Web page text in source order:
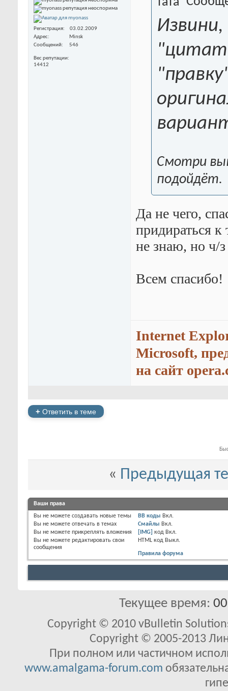
Регистрация
03.02.2009
Адрес
Minsk
Сообщений
546
Вес репутации
14412
Смотри
подойдёт.
Да не чего,
придираться к
не знаю, но ч/
Всем спасибо!
Internet
Microsoft,
на сайт
+ Ответить в теме
« Предыдущая
Ваши права
Вы не можете создавать новые темы
Вы не можете отвечать в темах
Вы не можете прикреплять вложения
Вы не можете редактировать свои
сообщения
BB коды Вкл.
Смайлы Вкл.
[IMG] код Вкл.
HTML код Выкл.
Правила форума
Текущее время:
Copyright © 2010 vBulletin
Copyright © 2005-2013
При полном или частичном
www.amalgama-forum.com